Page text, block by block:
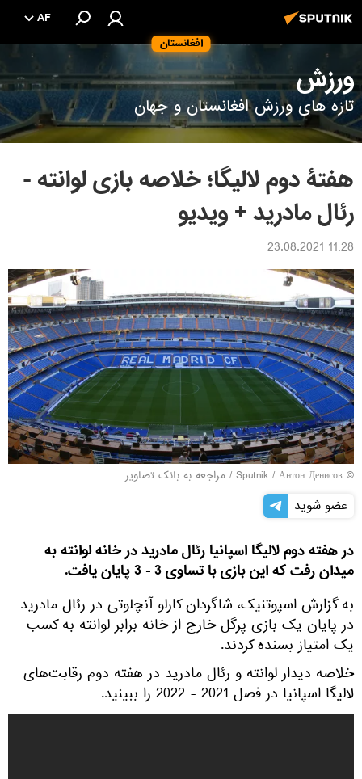
افغانستان
AF
ورزش
تازه های ورزش افغانستان و جهان
هفتۀ دوم لالیگا؛ خلاصه بازی لوانته -
رئال مادرید + ویدیو
11:28 23.08.2021
© Sputnik / Антон Денисов
/ مراجعه به بانک تصاویر
عضو شوید
در هفته دوم لالیگا اسپانیا رئال مادرید در خانه لوانته به
میدان رفت که این بازی با تساوی 3 - 3 پایان یافت.
به گزارش اسپوتنیک، شاگردان کارلو آنچلوتی در رئال مادرید
در پایان یک بازی پرگل خارج از خانه برابر لوانته به کسب
یک امتیاز بسنده کردند.
خلاصه دیدار لوانته و رئال مادرید در هفته دوم رقابت‌های
لالیگا اسپانیا در فصل 2021 - 2022 را ببینید.